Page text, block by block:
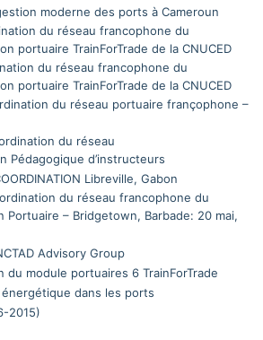
moderne des ports à Cameroun
du réseau francophone du
portuaire TrainForTrade de la CNUCED
du réseau francophone du
portuaire TrainForTrade de la CNUCED
du réseau portuaire françophone –
du réseau
Pédagogique d’instructeurs
Libreville, Gabon
du réseau francophone du
Portuaire – Bridgetown, Barbade: 20 mai,
Advisory Group
du module portuaires 6 TrainForTrade
dans les ports
2015)